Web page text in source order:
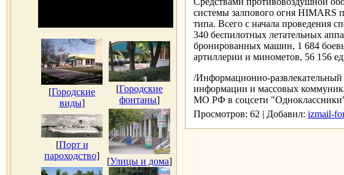
[Городские
виды]
[Городские
фонтаны]
[Порт и
пароходство]
[Улицы и дома]
системы залпового огня HIMARS
типа. Всего с начала проведения
340 беспилотных летательных
бронированных машин, 1 684
артиллерии и минометов, 56 156
/Информационно-
информации и массовых
МО РФ в соцсети
Просмотров: 62 | Добавил: izmail-